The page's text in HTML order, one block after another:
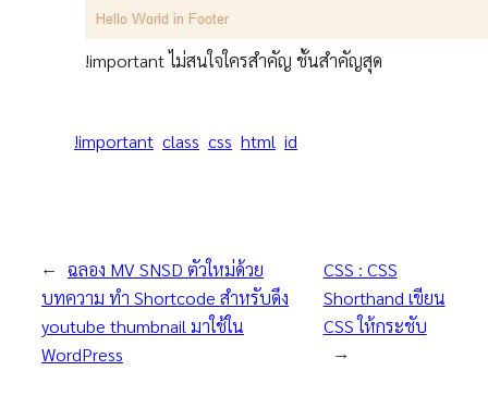
!important ไม่สนใจใครสำคัญ ชั้นสำคัญสุด
!important class css html id
←
ฉลอง MV SNSD ตัวใหม่ด้วย
บทความ ทำ Shortcode สำหรับดึง
youtube thumbnail มาใช้ใน
WordPress
CSS : CSS
Shorthand เขียน
CSS ให้กระชับ
→